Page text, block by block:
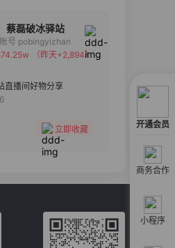
开通会员
商务合作
小程序
蔡磊破冰驿站
备注
分组
账号 pobingyizhan
（昨天+2,894）
直播间好物分享
立即收藏